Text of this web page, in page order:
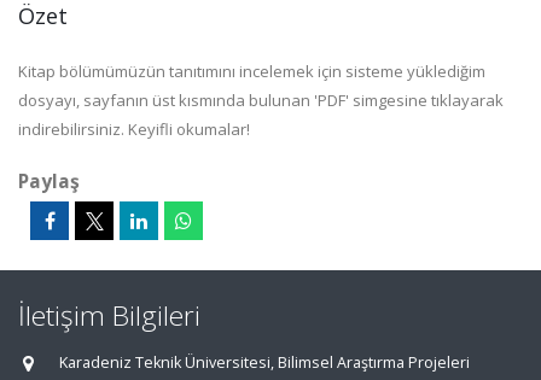
Özet
Kitap bölümümüzün tanıtımını incelemek için sisteme yüklediğim
dosyayı, sayfanın üst kısmında bulunan 'PDF' simgesine tıklayarak
indirebilirsiniz. Keyifli okumalar!
Paylaş
İletişim Bilgileri
Karadeniz Teknik Üniversitesi, Bilimsel Araştırma Projeleri